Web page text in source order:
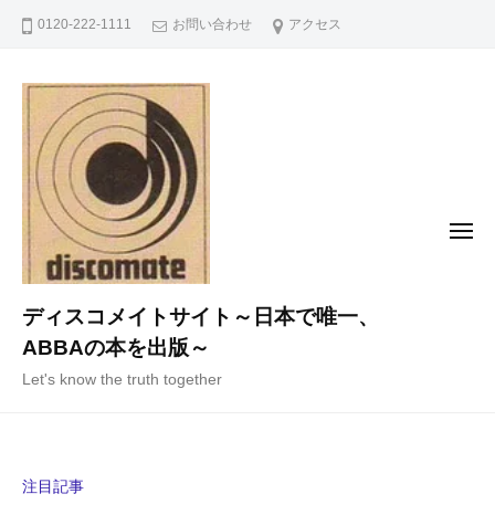
0120-222-1111 お問い合わせ アクセス
ディスコメイトサイト～日本で唯一、
ABBAの本を出版～
Let's know the truth together
メ
注目記事